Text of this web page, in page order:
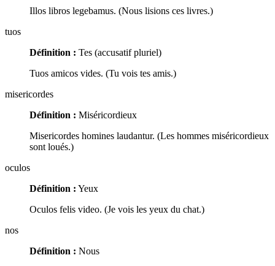
Illos libros legebamus. (Nous lisions ces livres.)
tuos
Définition : Tes (accusatif pluriel)
Tuos amicos vides. (Tu vois tes amis.)
misericordes
Définition : Miséricordieux
Misericordes homines laudantur. (Les hommes miséricordieux
sont loués.)
oculos
Définition : Yeux
Oculos felis video. (Je vois les yeux du chat.)
nos
Définition : Nous